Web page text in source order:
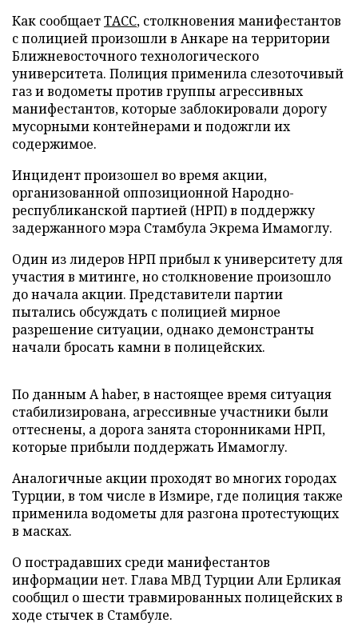
Как сообщаетТАСС, столкновения манифестантов
с полицией произошли в Анкаре на территории
Ближневосточного технологического
университета. Полиция применила слезоточивый
газ и водометы против группы агрессивных
манифестантов, которые заблокировали дорогу
мусорными контейнерами и подожгли их
содержимое.
Инцидент произошел во время акции,
организованной оппозиционной Народно-
республиканской партией (НРП) в поддержку
задержанного мэра Стамбула Экрема Имамоглу.
Один из лидеров НРП прибыл к университету для
участия в митинге, но столкновение произошло
до начала акции. Представители партии
пытались обсуждать с полицией мирное
разрешение ситуации, однако демонстранты
начали бросать камни в полицейских.
По данным A haber, в настоящее время ситуация
стабилизирована, агрессивные участники были
оттеснены, а дорога занята сторонниками НРП,
которые прибыли поддержать Имамоглу.
Аналогичные акции проходят во многих городах
Турции, в том числе в Измире, где полиция также
применила водометы для разгона протестующих
в масках.
О пострадавших среди манифестантов
информации нет. Глава МВД Турции Али Ерликая
сообщил о шести травмированных полицейских в
ходе стычек в Стамбуле.